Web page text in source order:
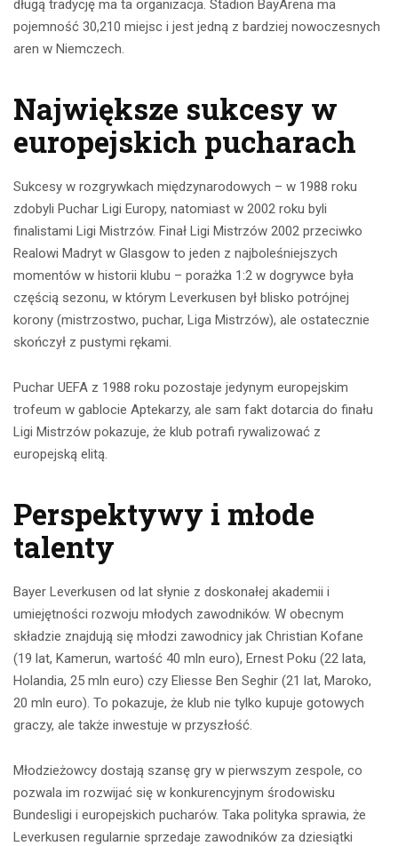
długą tradycję ma ta organizacja. Stadion BayArena ma
pojemność 30,210 miejsc i jest jedną z bardziej nowoczesnych
aren w Niemczech.
Największe sukcesy w
europejskich pucharach
Sukcesy w rozgrywkach międzynarodowych – w 1988 roku
zdobyli Puchar Ligi Europy, natomiast w 2002 roku byli
finalistami Ligi Mistrzów. Finał Ligi Mistrzów 2002 przeciwko
Realowi Madryt w Glasgow to jeden z najboleśniejszych
momentów w historii klubu – porażka 1:2 w dogrywce była
częścią sezonu, w którym Leverkusen był blisko potrójnej
korony (mistrzostwo, puchar, Liga Mistrzów), ale ostatecznie
skończył z pustymi rękami.
Puchar UEFA z 1988 roku pozostaje jedynym europejskim
trofeum w gablocie Aptekarzy, ale sam fakt dotarcia do finału
Ligi Mistrzów pokazuje, że klub potrafi rywalizować z
europejską elitą.
Perspektywy i młode
talenty
Bayer Leverkusen od lat słynie z doskonałej akademii i
umiejętności rozwoju młodych zawodników. W obecnym
składzie znajdują się młodzi zawodnicy jak Christian Kofane
(19 lat, Kamerun, wartość 40 mln euro), Ernest Poku (22 lata,
Holandia, 25 mln euro) czy Eliesse Ben Seghir (21 lat, Maroko,
20 mln euro). To pokazuje, że klub nie tylko kupuje gotowych
graczy, ale także inwestuje w przyszłość.
Młodzieżowcy dostają szansę gry w pierwszym zespole, co
pozwala im rozwijać się w konkurencyjnym środowisku
Bundesligi i europejskich pucharów. Taka polityka sprawia, że
Leverkusen regularnie sprzedaje zawodników za dziesiątki